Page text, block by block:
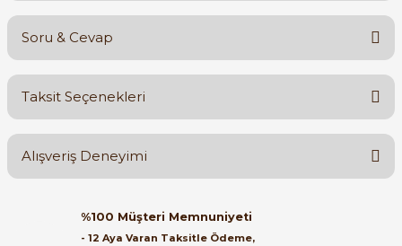
Bu ürüne ilk yorumu siz yapın!
Soru & Cevap
Ürün hakkında henüz soru sorulmamış.
Taksit Seçenekleri
Alışveriş Deneyimi
Orijinal kutusuyla ertesi gün
ulaştı elimize. Teşekkürler.
%100 Müşteri Memnuniyeti
- 12 Aya Varan Taksitle Ödeme,